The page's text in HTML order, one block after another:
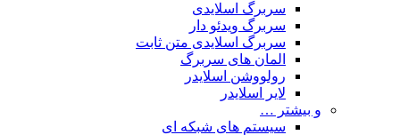
سربرگ اسلایدی
سربرگ ویدئو دار
سربرگ اسلایدی متن ثابت
المان های سربرگ
رولووشن اسلایدر
لایر اسلایدر
و بیشتر …
سیستم های شبکه ای